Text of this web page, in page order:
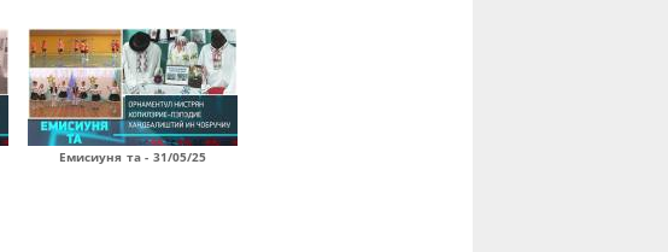
Емисиуня та - 31/05/25